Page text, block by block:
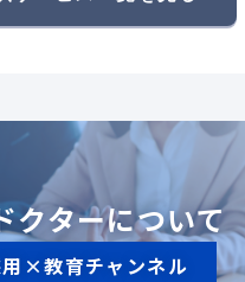
クターについて
×教育チャンネル